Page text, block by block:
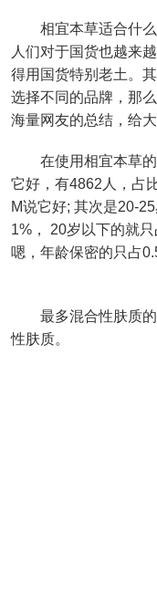
相宜本草适合什
人们对于国货也越来
得用国货特别老土。
选择不同的品牌，那
海量网友的总结，给
在使用相宜本草
它好，有4862人，占
M说它好; 其次是20-
1%， 20岁以下的就
嗯，年龄保密的只占
最多混合性肤质
性肤质。